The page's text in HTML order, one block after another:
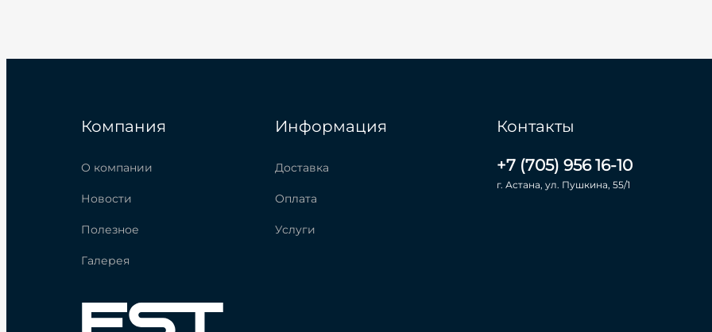
Компания
О компании
Новости
Полезное
Галерея
Информация
Доставка
Оплата
Услуги
Контакты
+7 (705) 956 16-10
г. Астана, ул. Пушкина, 55/1